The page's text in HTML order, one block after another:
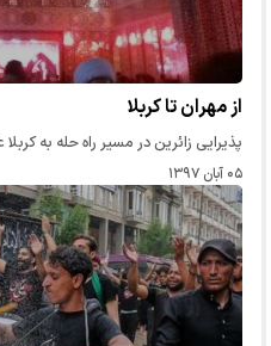
از مهران تا کربلا
پذیرایی زائرین در مسیر راه حله به
۰۵ آبان ۱۳۹۷